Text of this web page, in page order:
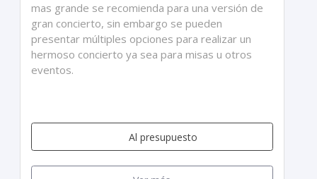
mas grande se recomienda para una versión de
gran concierto, sin embargo se pueden
presentar múltiples opciones para realizar un
hermoso concierto ya sea para misas u otros
eventos.
Al presupuesto